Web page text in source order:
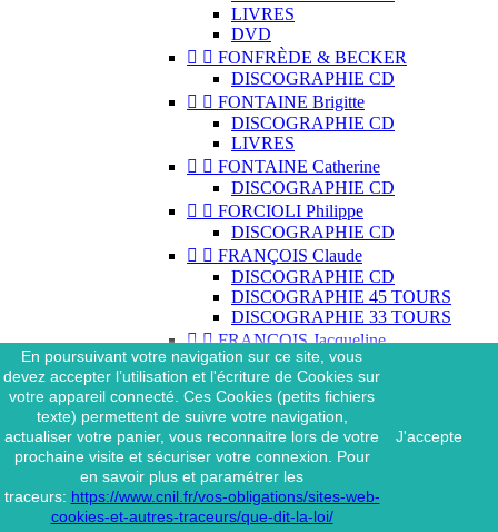
LIVRES
DVD
  FONFRÈDE & BECKER
DISCOGRAPHIE CD
  FONTAINE Brigitte
DISCOGRAPHIE CD
LIVRES
  FONTAINE Catherine
DISCOGRAPHIE CD
  FORCIOLI Philippe
DISCOGRAPHIE CD
  FRANÇOIS Claude
DISCOGRAPHIE CD
DISCOGRAPHIE 45 TOURS
DISCOGRAPHIE 33 TOURS
  FRANÇOIS Jacqueline
DISCOGRAPHIE CD
  FRASIAK Eric
DISCOGRAPHIE CD
FRÉDÉRIQUE
DISCOGRAPHIE CD
  FRÉZIN Colombe
DISCOGRAPHIE CD
  FUGAIN Michel
En poursuivant votre navigation sur ce site, vous
devez accepter l’utilisation et l'écriture de Cookies sur
votre appareil connecté. Ces Cookies (petits fichiers
texte) permettent de suivre votre navigation,
actualiser votre panier, vous reconnaitre lors de votre
prochaine visite et sécuriser votre connexion. Pour
en savoir plus et paramétrer les
traceurs: https://www.cnil.fr/vos-obligations/sites-web-
cookies-et-autres-traceurs/que-dit-la-loi/
J'accepte